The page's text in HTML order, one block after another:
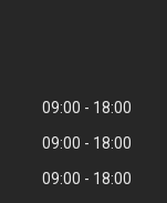
09:00
18:00
09:00
18:00
09:00
18:00